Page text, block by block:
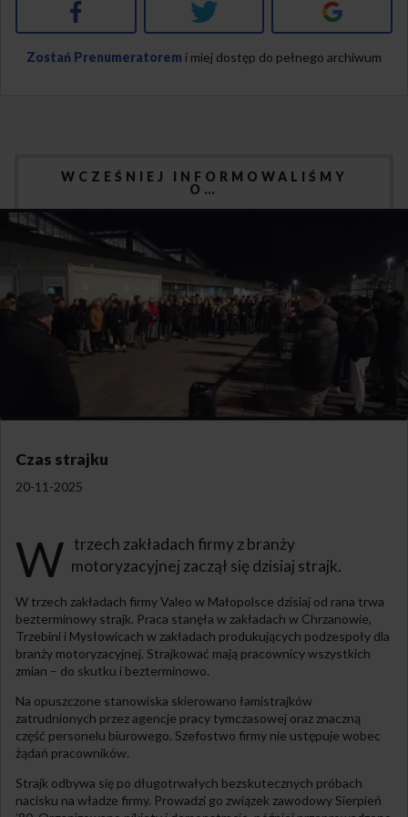
Facebook Twitter Google+
Zostań Prenumeratorem i miej dostęp do pełnego archiwum
WCZEŚNIEJ INFORMOWALIŚMY
O…
Czas strajku
20-11-2025
W trzech zakładach firmy z branży
motoryzacyjnej zaczął się dzisiaj strajk.
W trzech zakładach firmy Valeo w Małopolsce dzisiaj od rana trwa
bezterminowy strajk. Praca stanęła w zakładach w Chrzanowie,
Trzebini i Mysłowicach w zakładach produkujących podzespoły dla
branży motoryzacyjnej. Strajkować mają pracownicy wszystkich
zmian – do skutku i bezterminowo.
Na opuszczone stanowiska skierowano łamistrajków
zatrudnionych przez agencje pracy tymczasowej oraz znaczną
część personelu biurowego. Szefostwo firmy nie ustępuje wobec
żądań pracowników.
Strajk odbywa się po długotrwałych bezskutecznych próbach
nacisku na władze firmy. Prowadzi go związek zawodowy Sierpień